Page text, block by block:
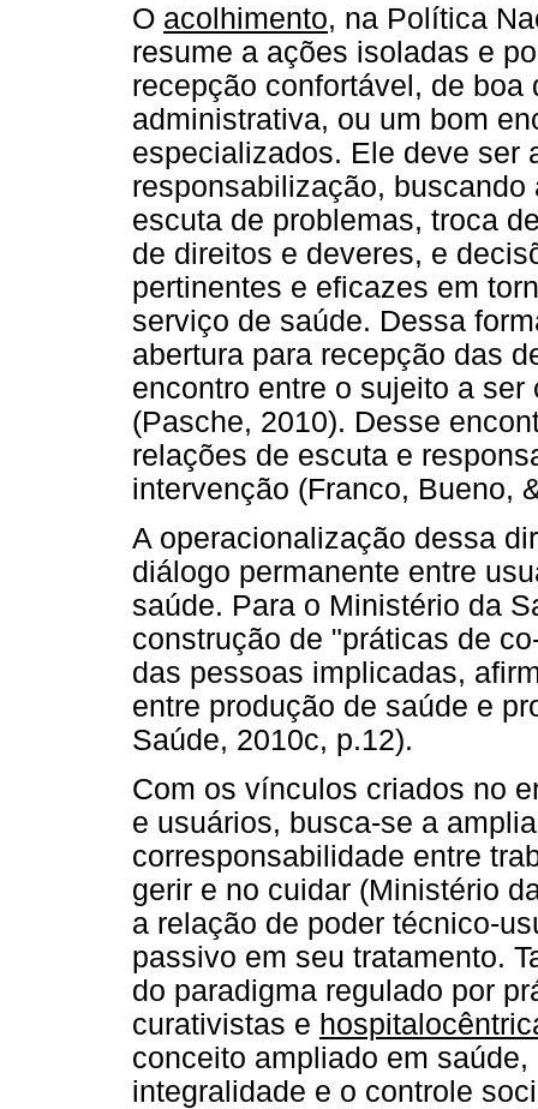
O acolhimento, na Política
resume a ações isoladas e
recepção confortável, de
administrativa, ou um bom
especializados. Ele deve ser
responsabilização,
escuta de problemas, troca
de direitos e deveres, e
pertinentes e eficazes em
serviço de saúde. Dessa
abertura para recepção das
encontro entre o sujeito a
(Pasche, 2010). Desse
relações de escuta e
intervenção (Franco, Bueno,
A operacionalização dessa
diálogo permanente entre
saúde. Para o Ministério da
construção de "práticas de
das pessoas implicadas,
entre produção de saúde e
Saúde, 2010c, p.12).
Com os vínculos criados no
e usuários, busca-se a
corresponsabilidade entre
gerir e no cuidar (Ministério
a relação de poder técnico-
passivo em seu tratamento.
do paradigma regulado por
curativistas e
conceito ampliado em
integralidade e o controle